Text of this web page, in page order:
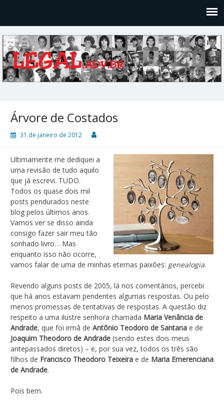
Árvore de Costados
31 de janeiro de 2012
Ultimamente me dediquei a
uma revisão de tudo aquilo
que já escrevi. TUDO.
Todos os quase dois mil
posts pendurados neste
blog pelos últimos anos.
Vamos ver se disso ainda
consigo fazer sair meu tão
sonhado livro… Mas
enquanto isso não ocorre,
vamos falar de uma de minhas eternas paixões: genealogia.
Revendo alguns posts de 2005, lá nos comentários, percebi
que há anos estavam pendentes algumas respostas. Ou pelo
menos promessas de tentativas de respostas. A questão diz
respeito a uma ilustre senhora chamada Maria Venância de
Andrade, que foi irmã de Antônio Teodoro de Santana e de
Joaquim Theodoro de Andrade (sendo estes dois meus
antepassados diretos) – e, por sua vez, todos os três são
filhos de Francisco Theodoro Teixeira e de Maria Emerenciana
de Andrade.
Pois bem.